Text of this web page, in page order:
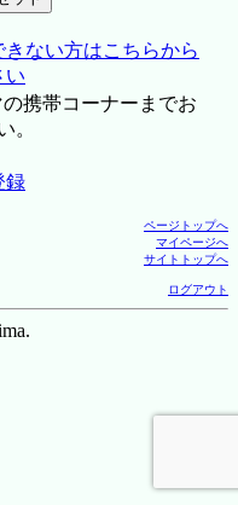
ない方はこちらから
い
携帯コーナーまでお
。
録
ページトップへ
マイページへ
サイトトップへ
ログアウト